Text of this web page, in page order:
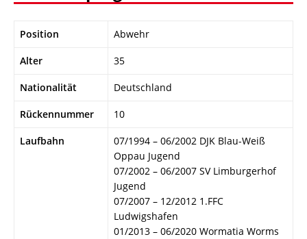
Position Abwehr
Alter 35
Nationalität Deutschland
Rückennummer 10
Laufbahn
07/1994 – 06/2002 DJK Blau-Weiß
Oppau Jugend
07/2002 – 06/2007 SV Limburgerhof
Jugend
07/2007 – 12/2012 1.FFC
Ludwigshafen
01/2013 – 06/2020 Wormatia Worms